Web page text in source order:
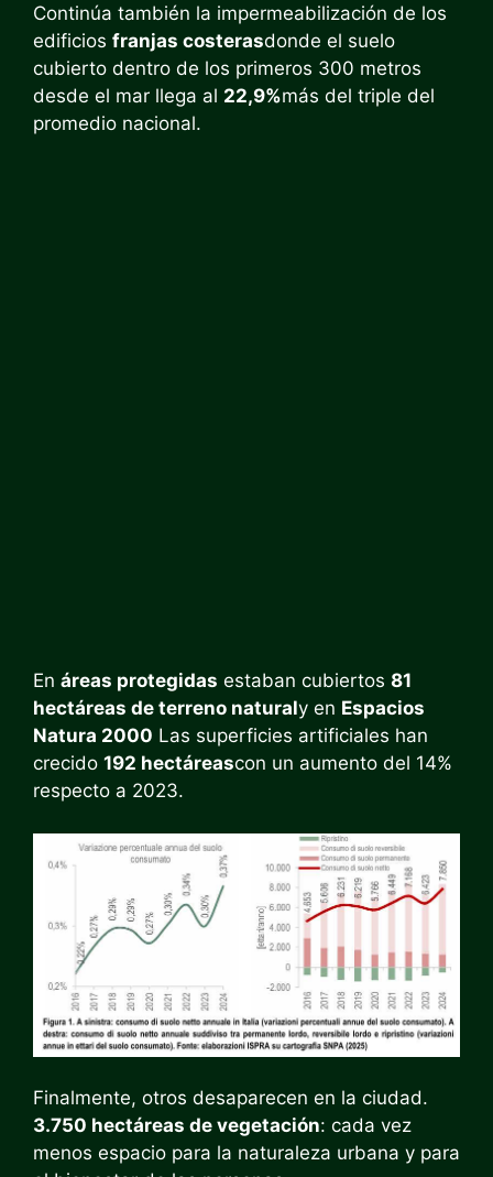
Continúa también la impermeabilización de los
edificios franjas costerasdonde el suelo
cubierto dentro de los primeros 300 metros
desde el mar llega al 22,9%más del triple del
promedio nacional.
En áreas protegidas estaban cubiertos 81
hectáreas de terreno naturaly en Espacios
Natura 2000 Las superficies artificiales han
crecido 192 hectáreascon un aumento del 14%
respecto a 2023.
Finalmente, otros desaparecen en la ciudad.
3.750 hectáreas de vegetación: cada vez
menos espacio para la naturaleza urbana y para